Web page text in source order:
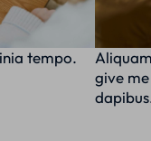
tempo.
give